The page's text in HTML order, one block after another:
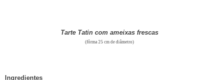
Tarte Tatin com ameixas frescas
(fôrma 25 cm de diâmetro)
Ingredientes